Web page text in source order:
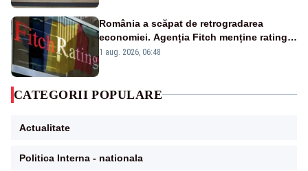
România a scăpat de retrogradarea
economiei. Agenția Fitch menține ratingul
„BBB-” cu perspectivă negativă
1 aug. 2026, 06:48
CATEGORII POPULARE
Actualitate
Politica Interna - nationala